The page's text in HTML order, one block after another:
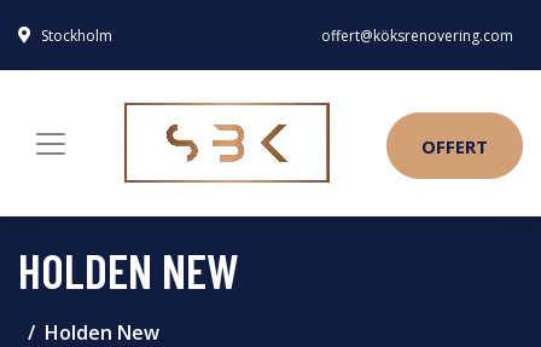
Stockholm offert@köksrenovering.com
OFFERT
HOLDEN NEW
Holden New